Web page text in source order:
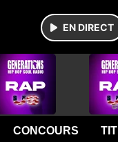
EN DIRECT
CONCOURS